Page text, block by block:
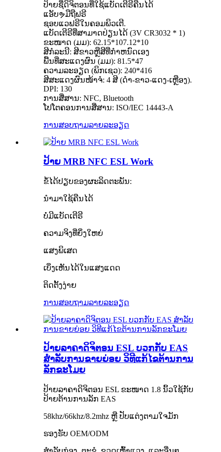
ປ້າຍຊື່ດິຈິຕອນທີ່ໃຊ້ແບັດເຕີຣີຄືນໄດ້
ແອັບຯມືຖືຟຣີ
ຊອບແວຟຣີໃນຄອມພິວເຕີ.
ແບັດເຕີຣີທີ່ສາມາດປ່ຽນໄດ້ (3V CR3032 * 1)
ຂະໜາດ (ມມ): 62.15*107.12*10
ສີກໍລະນີ: ສີຂາວຫຼືສີທີ່ກໍາຫນົດເອງ
ພື້ນທີ່ສະແດງຜົນ (ມມ): 81.5*47
ຄວາມລະອຽດ (ພິກເຊວ): 240*416
ສີສະແດງຜົນໜ້າຈໍ: 4 ສີ (ດຳ-ຂາວ-ແດງ-ເຫຼືອງ).
DPI: 130
ການສື່ສານ: NFC, Bluetooth
ໂປໂຕຄອນການສື່ສານ: ISO/IEC 14443-A
ການສອບຖາມລາຍລະອຽດ
ປ້າຍ MRB NFC ESL Work
ຂໍ້ໄດ້ປຽບຂອງຜະລິດຕະພັນ:
ນຳມາໃຊ້ຄືນໄດ້
ບໍ່ມີແບັດເຕີຣີ
ຄວາມຈິງທີ່ຍິ່ງໃຫຍ່
ແສງພິເສດ
ເບິ່ງເຫັນໄດ້ໃນແສງແດດ
ຕິດຕັ້ງງ່າຍ
ການສອບຖາມລາຍລະອຽດ
ປ້າຍລາຄາດິຈິຕອນ ESL ບວກກັບ EAS
ສຳລັບການຂາຍຍ່ອຍ ວິທີແກ້ໄຂຕ້ານການ
ລັກຂະໂມຍ
ປ້າຍລາຄາດິຈິຕອນ ESL ຂະໜາດ 1.8 ນິ້ວໃຊ້ກັບ
ປ້າຍຕ້ານການລັກ EAS
58khz/66khz/8.2mhz ຫຼື ປັບແຕ່ງຕາມໃຈມັກ
ຮອງຮັບ OEM/ODM